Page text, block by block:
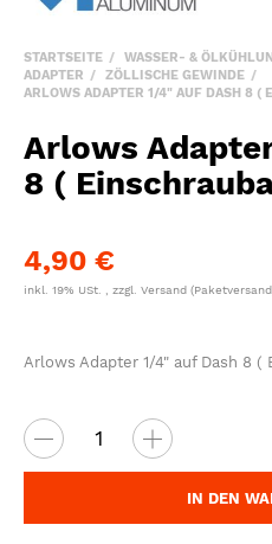
STARTSEITE WASSER- &
ADAPTER
ZÖLLISCHE GEWINDE
ARLOWS ADAPTER 1/4" AUF DASH 8 (
Arlows
8 (
4,90 €
inkl. 19% USt. , zzgl. Versand
Arlows Adapter 1/4" auf Dash 8 (
IN DEN